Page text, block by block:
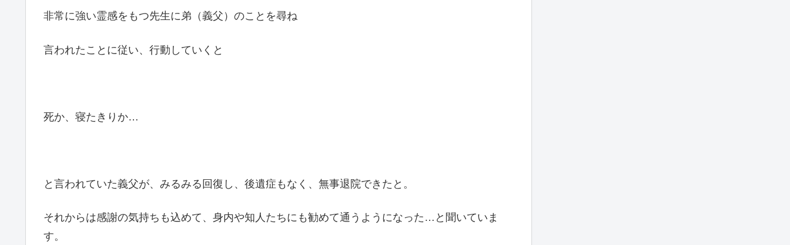
非常に強い霊感をもつ先生に弟（義父）のことを尋ね
言われたことに従い、行動していくと
死か、寝たきりか…
と言われていた義父が、みるみる回復し、後遺症もなく、無事退院できたと。
それからは感謝の気持ちも込めて、身内や知人たちにも勧めて通うようになった…と聞いていま
す。